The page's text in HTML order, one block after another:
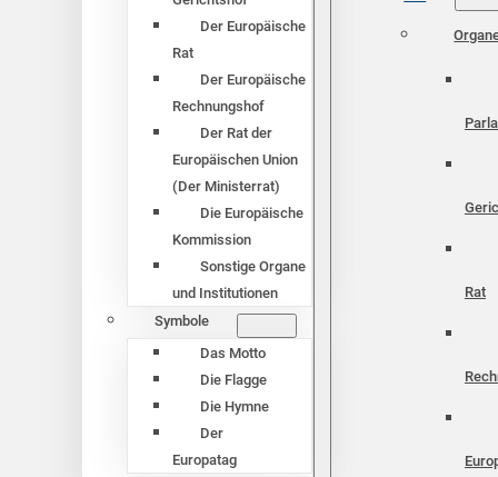
Der Europäische
Rat
Der Europäische
Rechnungshof
Der Rat der
Europäischen Union
(Der Ministerrat)
Die Europäische
Kommission
Sonstige Organe
und Institutionen
Symbole
Das Motto
Die Flagge
Die Hymne
Der
Europatag
Rat